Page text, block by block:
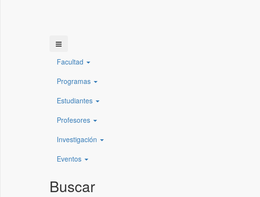
Facultad
Programas
Estudiantes
Profesores
Investigación
Eventos
Buscar